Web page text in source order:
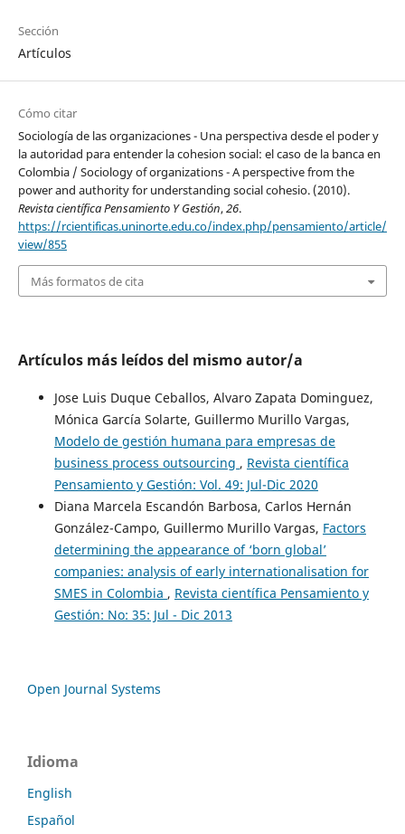
Sección
Artículos
Cómo citar
Sociología de las organizaciones - Una perspectiva desde el poder y
la autoridad para entender la cohesion social: el caso de la banca en
Colombia / Sociology of organizations - A perspective from the
power and authority for understanding social cohesio. (2010).
Revista científica Pensamiento Y Gestión,26.
https://rcientificas.uninorte.edu.co/index.php/pensamiento/article/
view/855
Más formatos de cita
Artículos más leídos del mismo autor/a
Jose Luis Duque Ceballos, Alvaro Zapata Dominguez,
Mónica García Solarte, Guillermo Murillo Vargas,
Modelo de gestión humana para empresas de
business process outsourcing , Revista científica
Pensamiento y Gestión: Vol. 49: Jul-Dic 2020
Diana Marcela Escandón Barbosa, Carlos Hernán
González-Campo, Guillermo Murillo Vargas, Factors
determining the appearance of ‘born global’
companies: analysis of early internationalisation for
SMES in Colombia , Revista científica Pensamiento y
Gestión: No: 35: Jul - Dic 2013
Open Journal Systems
Idioma
English
Español